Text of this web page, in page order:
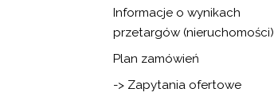
Informacje o wynikach
przetargów (nieruchomości)
Plan zamówień
-> Zapytania ofertowe